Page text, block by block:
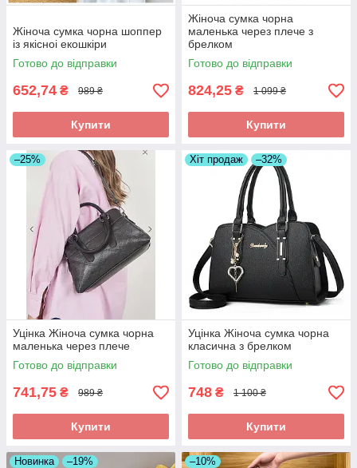
Жіноча сумка чорна шоппер
із якісноі екошкіри
Готово до відправки
652,74 ₴ 989 ₴
Купити
Жіноча сумка чорна
маленька через плече з
брелком
Готово до відправки
824,25 ₴ 1 099 ₴
Купити
–25%
Уцінка Жіноча сумка чорна
маленька через плече
Готово до відправки
741,75 ₴ 989 ₴
Купити
Хіт продаж –32%
Уцінка Жіноча сумка чорна
класична з брелком
Готово до відправки
748 ₴ 1 100 ₴
Купити
Новинка –19% –10%